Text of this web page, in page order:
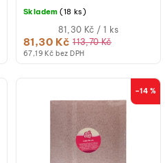
67,19 Kč bez DPH
81,30 Kč 113,70 Kč
Měrná
cena:
81,30 Kč / 1 ks
Skladem (18 ks)
použitelná, 1 ks.
–14 %